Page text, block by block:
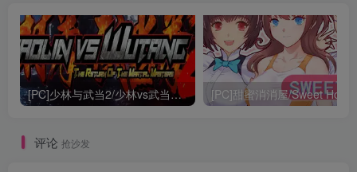
[PC]少林与武当2/少林vs武当2/Shaolin vs Wutang 2 [PC]甜蜜消消屋/Sweet
评论 抢沙发